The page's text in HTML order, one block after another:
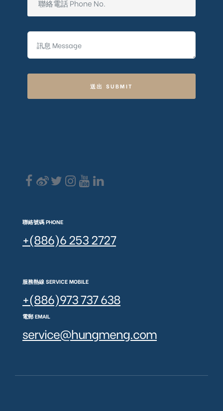
送出 SUBMIT
聯絡號碼 PHONE
+(886)6 253 2727
服務熱線 SERVICE MOBILE
+(886)973 737 638
電郵 EMAIL
service@hungmeng.com